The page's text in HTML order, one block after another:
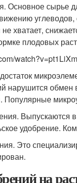
Основное сырье
не хватает,
плодовых
нарушится обмен
Популярные
Выпускаются
удобрение.
Это
на